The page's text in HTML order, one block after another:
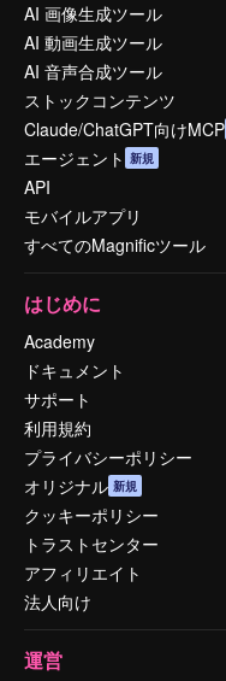
AI 画像生成ツール
AI 動画生成ツール
AI 音声合成ツール
ストックコンテンツ
Claude/ChatGPT向けMCP
エージェント 新規
API
モバイルアプリ
すべてのMagnificツール
はじめに
Academy
ドキュメント
サポート
利用規約
プライバシーポリシー
オリジナル 新規
クッキーポリシー
トラストセンター
アフィリエイト
法人向け
運営